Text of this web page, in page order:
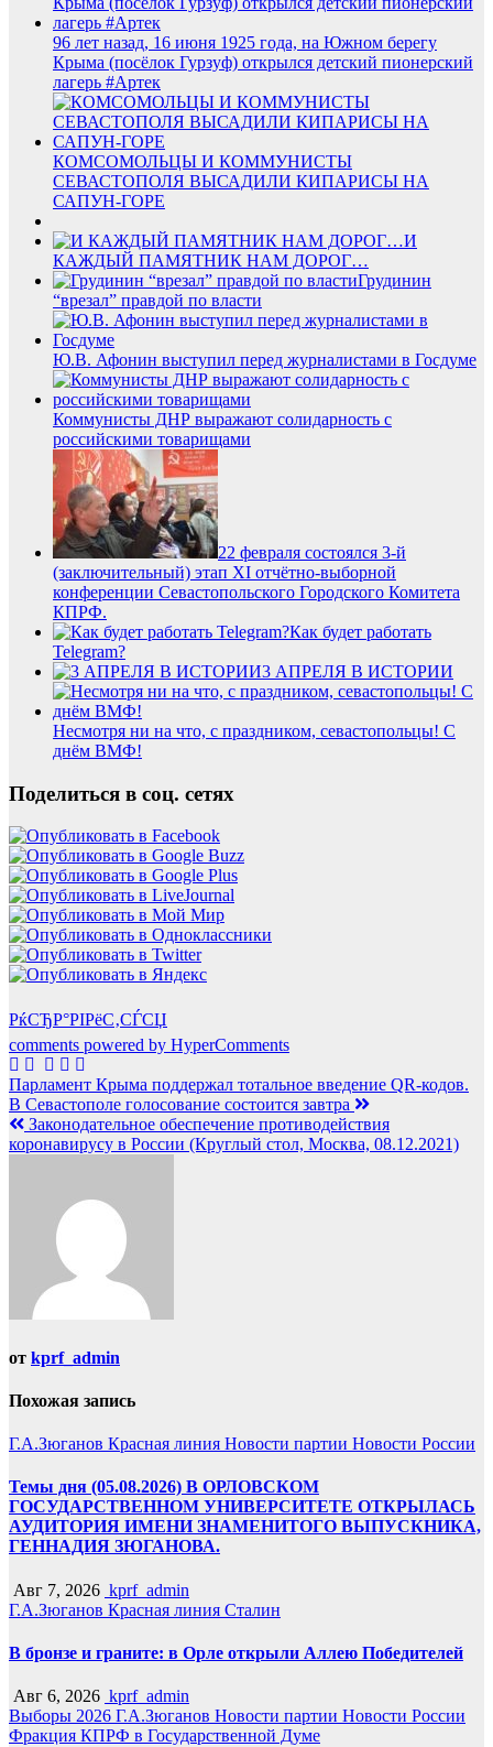
96 лет назад, 16 июня 1925 года, на Южном берегу
Крыма (посёлок Гурзуф) открылся детский пионерский
лагерь #Артек
КОМСОМОЛЬЦЫ И КОММУНИСТЫ
СЕВАСТОПОЛЯ ВЫСАДИЛИ КИПАРИСЫ НА
САПУН-ГОРЕ
И
КАЖДЫЙ ПАМЯТНИК НАМ ДОРОГ…
Грудинин
“врезал” правдой по власти
Ю.В. Афонин выступил перед журналистами в Госдуме
Коммунисты ДНР выражают солидарность с
российскими товарищами
22 февраля состоялся 3-й
(заключительный) этап XI отчётно-выборной
конференции Севастопольского Городского Комитета
КПРФ.
Как будет работать
Telegram?
3 АПРЕЛЯ В ИСТОРИИ
Несмотря ни на что, с праздником, севастопольцы! С
днём ВМФ!
Поделиться в соц. сетях
РќСЂР°РІРёС‚СЃСЏ
comments powered by HyperComments
Навигация
по
записям
Парламент Крыма поддержал тотальное введение QR-кодов.
В Севастополе голосование состоится завтра
Законодательное обеспечение противодействия
коронавирусу в России (Круглый стол, Москва, 08.12.2021)
от kprf_admin
Похожая запись
Г.А.Зюганов Красная линия Новости партии Новости России
Темы дня (05.08.2026) В ОРЛОВСКОМ
ГОСУДАРСТВЕННОМ УНИВЕРСИТЕТЕ ОТКРЫЛАСЬ
АУДИТОРИЯ ИМЕНИ ЗНАМЕНИТОГО ВЫПУСКНИКА,
ГЕННАДИЯ ЗЮГАНОВА.
Авг 7, 2026 kprf_admin
Г.А.Зюганов Красная линия Сталин
В бронзе и граните: в Орле открыли Аллею Победителей
Авг 6, 2026 kprf_admin
Выборы 2026 Г.А.Зюганов Новости партии Новости России
Фракция КПРФ в Государственной Думе